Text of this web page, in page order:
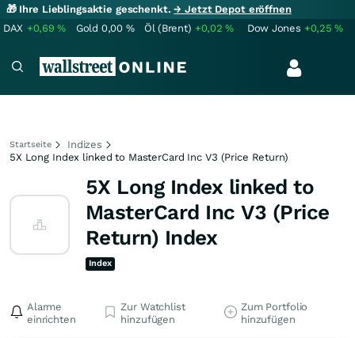
🎁 Ihre Lieblingsaktie geschenkt.→ Jetzt Depot eröffnen
DAX +0,69% Gold 0,00 % Öl (Brent) +0,02% Dow Jones +0,25%
Startseite
Indizes
5X Long Index linked to MasterCard Inc V3 (Price Return)
5X Long Index linked to
MasterCard Inc V3 (Price
Return) Index
Index
Alarme
einrichten
Zur Watchlist
hinzufügen
Zum Portfolio
hinzufügen